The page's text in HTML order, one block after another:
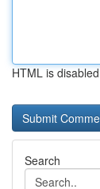
HTML is disabled
Search